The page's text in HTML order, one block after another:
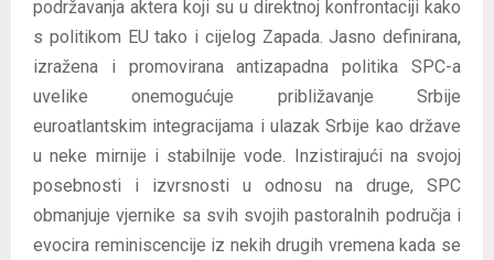
podržavanja aktera koji su u direktnoj konfrontaciji kako
s politikom EU tako i cijelog Zapada. Jasno definirana,
izražena i promovirana antizapadna politika SPC-a
uvelike onemogućuje približavanje Srbije
euroatlantskim integracijama i ulazak Srbije kao države
u neke mirnije i stabilnije vode. Inzistirajući na svojoj
posebnosti i izvrsnosti u odnosu na druge, SPC
obmanjuje vjernike sa svih svojih pastoralnih područja i
evocira reminiscencije iz nekih drugih vremena kada se